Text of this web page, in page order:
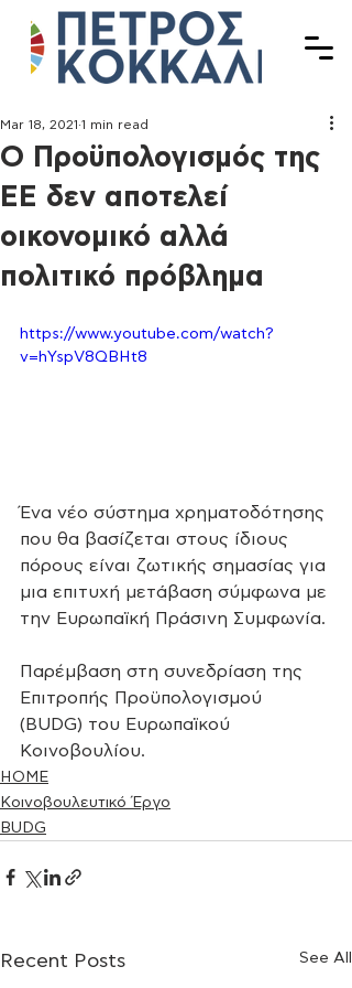
O Προϋπολογισμός της
ΕΕ δεν αποτελεί
οικονομικό αλλά
πολιτικό πρόβλημα
Mar 18, 2021 1 min read
https://www.youtube.com/watch?
v=hYspV8QBHt8
Ένα νέο σύστημα χρηματοδότησης
που θα βασίζεται στους ίδιους
πόρους είναι ζωτικής σημασίας για
μια επιτυχή μετάβαση σύμφωνα με
την Ευρωπαϊκή Πράσινη Συμφωνία.
Παρέμβαση στη συνεδρίαση της
Επιτροπής Προϋπολογισμού
(BUDG) του Ευρωπαϊκού
Κοινοβουλίου.
HOME
Κοινοβουλευτικό Έργο
BUDG
Recent Posts See All